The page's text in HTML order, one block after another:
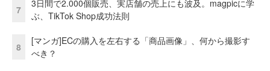
7
3日間で2.000個販売、実店舗の売上にも波及。magpicに学
ぶ、TikTok Shop成功法則
8
[マンガ]ECの購入を左右する「商品画像」、何から撮影す
べき？